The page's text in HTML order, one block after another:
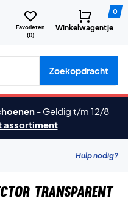
Favorieten
(0)
0
Winkelwagentje
merken etc.
Zoekopdracht
- Geldig t/m 12/8
assortiment
Hulp nodig?
Transparent